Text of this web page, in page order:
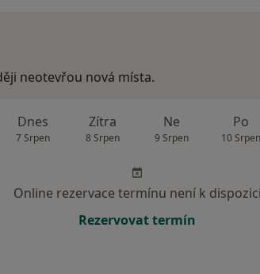
neotevřou nová místa.
Dnes
7 Srpen
Zítra
8 Srpen
Ne
9 Srpen
Po
10 Srpen
Online rezervace termínu není k dispozici
Rezervovat termín